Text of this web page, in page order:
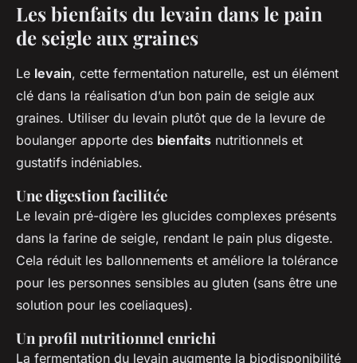
Les bienfaits du levain dans le pain
de seigle aux graines
Le levain, cette fermentation naturelle, est un élément
clé dans la réalisation d’un bon pain de seigle aux
graines. Utiliser du levain plutôt que de la levure de
boulanger apporte des bienfaits nutritionnels et
gustatifs indéniables.
Une digestion facilitée
Le levain pré-digère les glucides complexes présents
dans la farine de seigle, rendant le pain plus digeste.
Cela réduit les ballonnements et améliore la tolérance
pour les personnes sensibles au gluten (sans être une
solution pour les coeliaques).
Un profil nutritionnel enrichi
La fermentation du levain augmente la biodisponibilité